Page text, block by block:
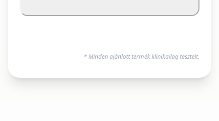
* Minden ajánlott termék klinikailag tesztelt.